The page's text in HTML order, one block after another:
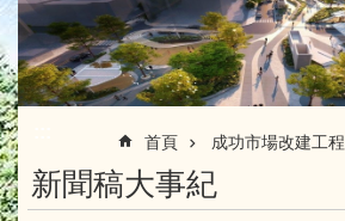
首頁 成功市場改建工程
新聞稿大事紀